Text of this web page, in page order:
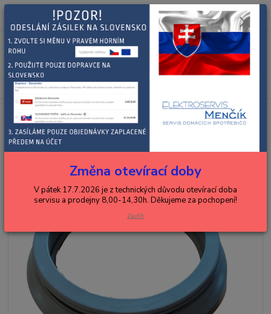
Menu
+420 602 288 130
(Po-Pá, 8-15 hod.)
0ks
za0,00 Kč
ZANUSSI, ELECTROLUX, AEG
TVO - manžeta
pro pračky II.
TVO - manžeta pro pračky II.
Změna otevírací doby
V pátek 17.7.2026 je z technických důvodu otevírací doba
servisu a prodejny 8,00-14,30h. Děkujeme za pochopení!
Zavřít